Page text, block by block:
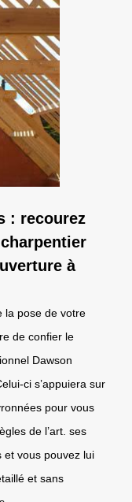
: recourez
à
la pose de votre
de confier le
Dawson
ci s’appuiera sur
pour vous
de l’art. ses
et vous pouvez lui
et sans